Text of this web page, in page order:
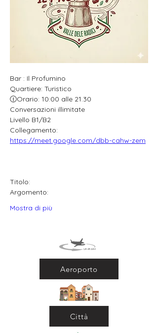
Bar : Il Profumino
Quartiere: Turistico
🕧Orario: 10:00 alle 21.30
Conversazioni illimitate
Livello B1/B2
Collegamento:
https://meet.google.com/dbb-cahw-zem
Titolo:
Argomento:
Mostra di più
Aeroporto
Città